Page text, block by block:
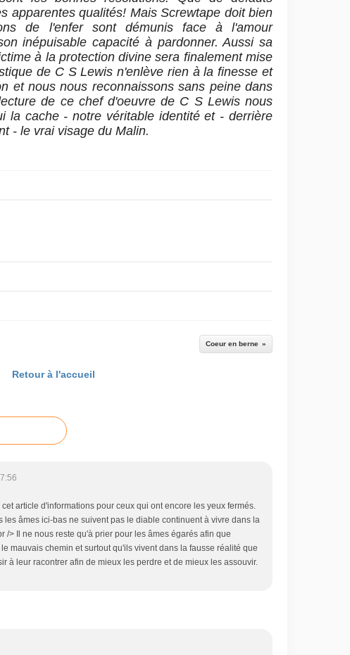
apparentes qualités! Mais Screwtape doit bien
de l'enfer sont démunis face à l'amour
inépuisable capacité à pardonner. Aussi sa
à la protection divine sera finalement mise
de C S Lewis n'enlève rien à la finesse et
et nous nous reconnaissons sans peine dans
de ce chef d'oeuvre de C S Lewis nous
la cache - notre véritable identité et - derrière
- le vrai visage du Malin.
Coeur en berne
Retour à l'accueil
article d'informations pour ceux qui ont encore les yeux fermés.
les âmes ici-bas ne suivent pas le diable continuent à vivre dans la
/> Il ne nous reste qu'à prier pour les âmes égarés afin que
mauvais chemin et surtout qu'ils vivent dans la fausse réalité que
à leur racontrer afin de mieux les perdre et de mieux les assouvir.